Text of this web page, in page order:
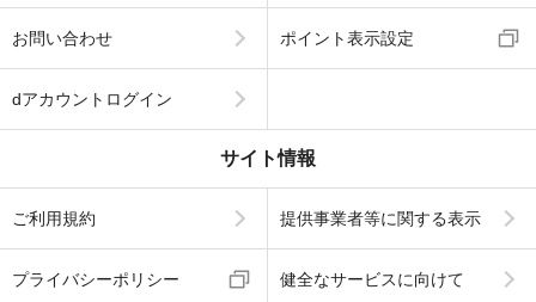
お問い合わせ ポイント表示設定
dアカウントログイン
サイト情報
ご利用規約 提供事業者等に関する表示
プライバシーポリシー 健全なサービスに向けて